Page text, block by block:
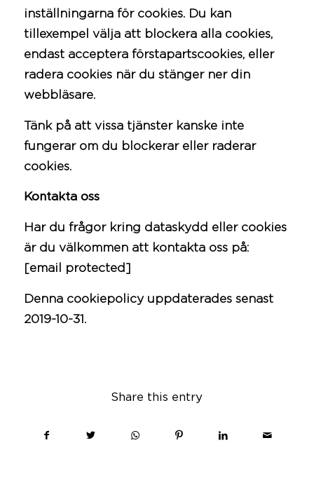
inställningarna för cookies. Du kan
tillexempel välja att blockera alla cookies,
endast acceptera förstapartscookies, eller
radera cookies när du stänger ner din
webbläsare.
Tänk på att vissa tjänster kanske inte
fungerar om du blockerar eller raderar
cookies.
Kontakta oss
Har du frågor kring dataskydd eller cookies
är du välkommen att kontakta oss på:
[email protected]
Denna cookiepolicy uppdaterades senast
2019-10-31.
Share this entry